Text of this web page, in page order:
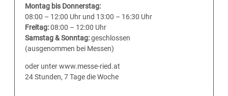
Montag bis Donnerstag:
08:00 – 12:00 Uhr und 13:00 – 16:30 Uhr
Freitag:08:00 – 12:00 Uhr
Samstag & Sonntag:geschlossen
(ausgenommen bei Messen)
oder unter www.messe-ried.at
24 Stunden, 7 Tage die Woche